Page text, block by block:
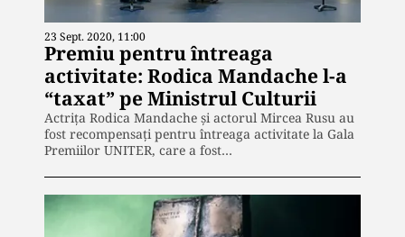
23 Sept. 2020, 11:00
Premiu pentru întreaga
activitate: Rodica Mandache l-a
“taxat” pe Ministrul Culturii
Actrița Rodica Mandache și actorul Mircea Rusu au
fost recompensați pentru întreaga activitate la Gala
Premiilor UNITER, care a fost…